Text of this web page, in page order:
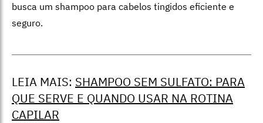
busca um shampoo para cabelos tingidos eficiente e
seguro.
LEIA MAIS: SHAMPOO SEM SULFATO: PARA
QUE SERVE E QUANDO USAR NA ROTINA
CAPILAR